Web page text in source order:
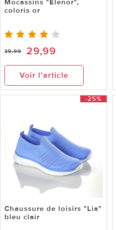
coloris or
39,99 29,99
Voir l’article
-25%
Chaussure de loisirs "Lia"
bleu clair